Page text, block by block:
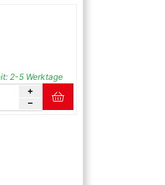
2-5 Werktage